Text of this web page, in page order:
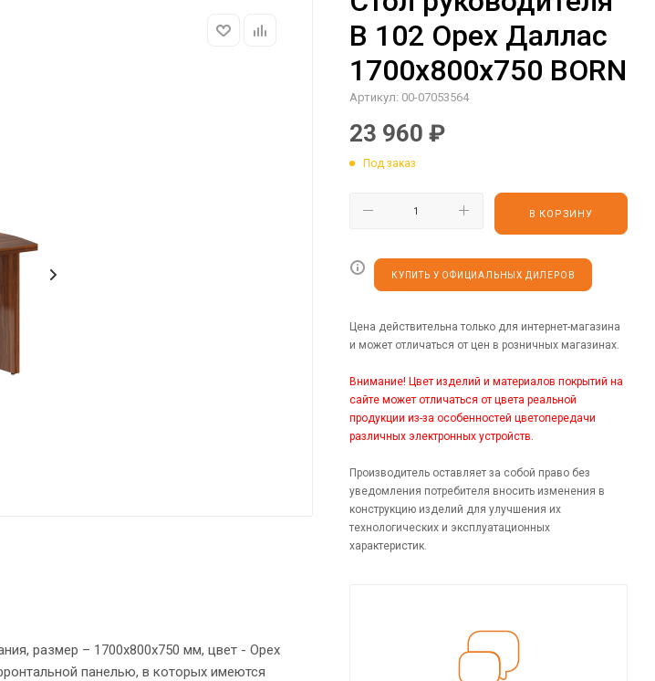
размер – 1700х800х750 мм, цвет - Орех
панелью, в которых имеются
B 102 Орех Даллас
1700х800х750 BORN
Артикул: 00-07053564
23 960 ₽
Под заказ
В КОРЗИНУ
КУПИТЬ У ОФИЦИАЛЬНЫХ ДИЛЕРОВ
Цена действительна только для интернет-магазина
и может отличаться от цен в розничных магазинах.
Внимание! Цвет изделий и материалов покрытий на
сайте может отличаться от цвета реальной
продукции из-за особенностей цветопередачи
различных электронных устройств.
Производитель оставляет за собой право без
уведомления потребителя вносить изменения в
конструкцию изделий для улучшения их
технологических и эксплуатационных
характеристик.